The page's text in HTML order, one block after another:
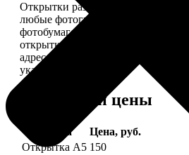
Открытки размером 10*15, вы
любые фотографии. Печатаем на
фотобумаге плотностью 300 г/
открытки вам, вы сами их
адресату. Заказать можно 6
указана за 6 штук).
Форматы и цены
Услуга
Цена, руб.
Открытка А5 150